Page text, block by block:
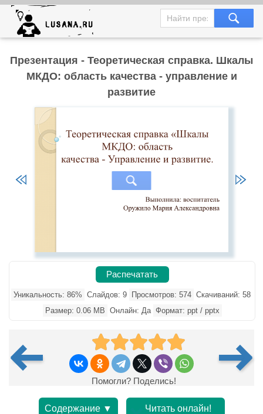
Презентация - Теоретическая справка. Шкалы
МКДО: область качества - управление и
развитие
Распечатать
Уникальность: 86% Слайдов: 9 Просмотров: 574 Скачиваний: 58
Размер: 0.06 MB Онлайн: Да Формат: ppt / pptx
Помогли? Поделись!
Содержание ▼ Читать онлайн!